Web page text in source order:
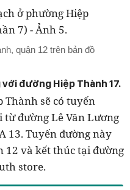
quận 12 trên bản đồ
đường Hiệp Thành 17.
Thành sẽ có tuyến
đường Lê Văn Lương
13. Tuyến đường này
12 và kết thúc tại đường
store.